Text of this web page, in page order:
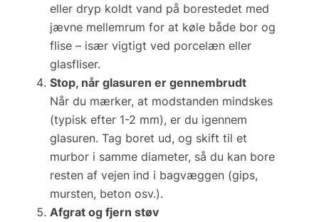
eller dryp koldt vand på borestedet med
jævne mellemrum for at køle både bor og
flise – især vigtigt ved porcelæn eller
glasfliser.
Stop, når glasuren er gennembrudt
Når du mærker, at modstanden mindskes
(typisk efter 1-2 mm), er du igennem
glasuren. Tag boret ud, og skift til et
murbor i samme diameter, så du kan bore
resten af vejen ind i bagvæggen (gips,
mursten, beton osv.).
Afgrat og fjern støv